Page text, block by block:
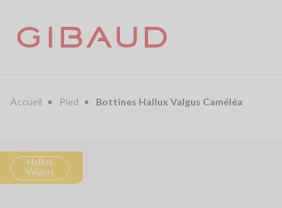
contenu
principal
Accueil Pied Bottines Hallux Valgus Caméléa
Hallux
Valgus